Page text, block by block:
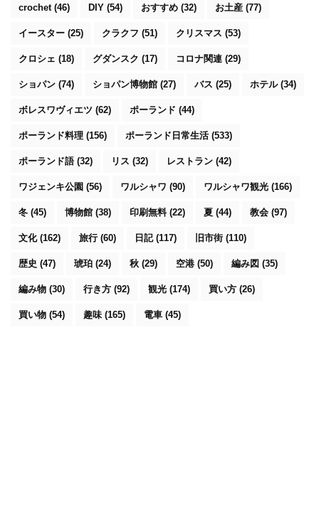
crochet(46) DIY (54) おすすめ (32) お土産 (77)
イースター (25) クラクフ (51) クリスマス (53)
クロシェ (18) グダンスク (17) コロナ関連 (29)
ショパン (74) ショパン博物館 (27) バス (25) ホテル(34)
ボレスワヴィエツ (62) ポーランド (44)
ポーランド料理 (156) ポーランド日常生活(533)
ポーランド語(32) リス (32) レストラン (42)
ワジェンキ公園 (56) ワルシャワ (90) ワルシャワ観光 (166)
冬 (45) 博物館 (38) 印刷無料(22) 夏 (44) 教会 (97)
文化(162) 旅行 (60) 日記(117) 旧市街 (110)
歴史 (47) 琥珀 (24) 秋 (29) 空港 (50) 編み図 (35)
編み物 (30) 行き方 (92) 観光 (174) 買い方 (26)
買い物 (54) 趣味(165) 電車 (45)